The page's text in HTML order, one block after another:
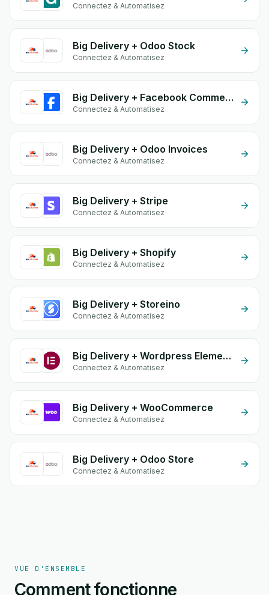
Connectez & Automatisez
Big Delivery + Odoo Stock
Connectez & Automatisez
Big Delivery + Facebook Commerce
Connectez & Automatisez
Big Delivery + Odoo Invoices
Connectez & Automatisez
Big Delivery + Stripe
Connectez & Automatisez
Big Delivery + Shopify
Connectez & Automatisez
Big Delivery + Storeino
Connectez & Automatisez
Big Delivery + Wordpress Elementor
Connectez & Automatisez
Big Delivery + WooCommerce
Connectez & Automatisez
Big Delivery + Odoo Store
Connectez & Automatisez
VUE D'ENSEMBLE
Comment fonctionne